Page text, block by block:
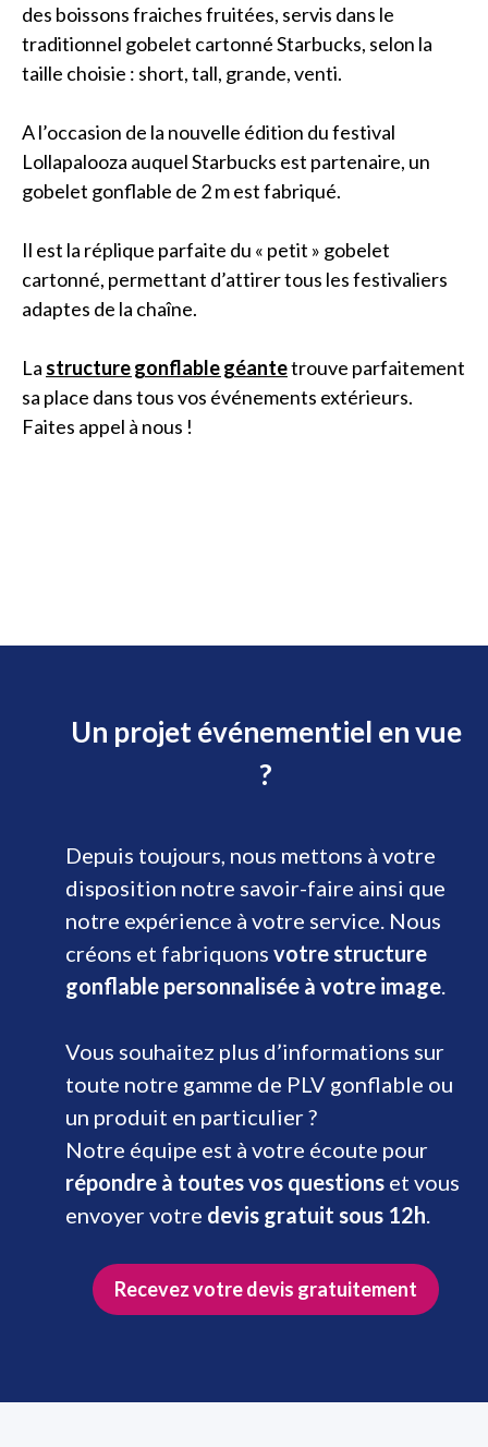
des boissons fraiches fruitées, servis dans le
traditionnel gobelet cartonné Starbucks, selon la
taille choisie : short, tall, grande, venti.
A l’occasion de la nouvelle édition du festival
Lollapalooza auquel Starbucks est partenaire, un
gobelet gonflable de 2 m est fabriqué.
Il est la réplique parfaite du « petit » gobelet
cartonné, permettant d’attirer tous les festivaliers
adaptes de la chaîne.
La structure gonflable géantetrouve parfaitement
sa place dans tous vos événements extérieurs.
Faites appel à nous !
Un projet événementiel en vue
?
Depuis toujours, nous mettons à votre
disposition notre savoir-faire ainsi que
notre expérience à votre service. Nous
créons et fabriquons votre structure
gonflable personnalisée à votre image.
Vous souhaitez plus d’informations sur
toute notre gamme de PLV gonflable ou
un produit en particulier ?
Notre équipe est à votre écoute pour
répondre à toutes vos questions et vous
envoyer votre devis gratuit sous 12h.
Recevez votre devis gratuitement